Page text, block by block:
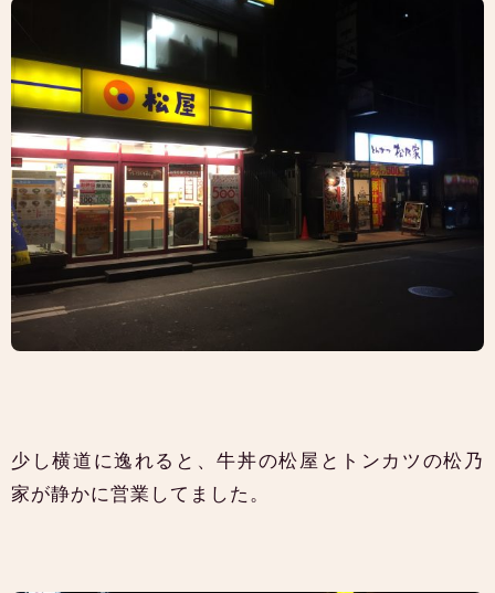
少し横道に逸れると、牛丼の松屋とトンカツの松乃
家が静かに営業してました。